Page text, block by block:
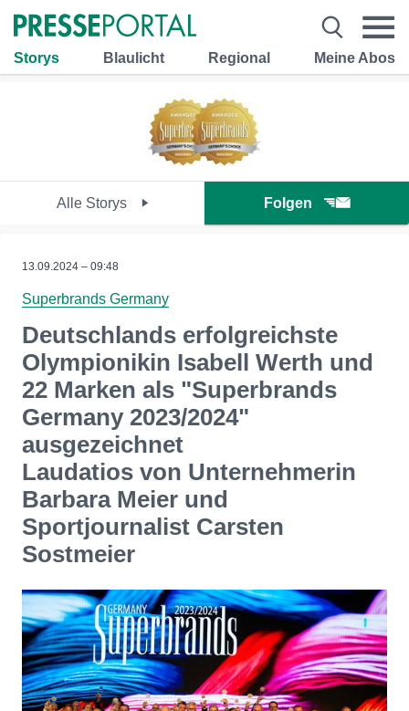
Storys Blaulicht Regional Meine Abos
Alle Storys Folgen
13.09.2024 – 09:48
Superbrands Germany
Deutschlands erfolgreichste
Olympionikin Isabell Werth und
22 Marken als "Superbrands
Germany 2023/2024"
ausgezeichnet
Laudatios von Unternehmerin
Barbara Meier und
Sportjournalist Carsten
Sostmeier